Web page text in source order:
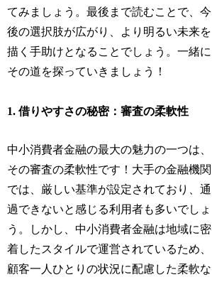
てみましょう。最後まで読むことで、今
後の選択肢が広がり、より明るい未来を
描く手助けとなることでしょう。一緒に
その道を探っていきましょう！
1. 借りやすさの秘密：審査の柔軟性
中小消費者金融の最大の魅力の一つは、
その審査の柔軟性です！大手の金融機関
では、厳しい基準が設定されており、通
過できないと感じる利用者も多いでしょ
う。しかし、中小消費者金融は地域に密
着したスタイルで運営されているため、
顧客一人ひとりの状況に配慮した柔軟な